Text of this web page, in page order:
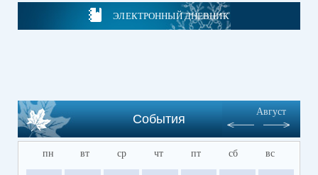
ЭЛЕКТРОННЫЙ ДНЕВНИК
События
Август
пн вт ср чт пт сб вс